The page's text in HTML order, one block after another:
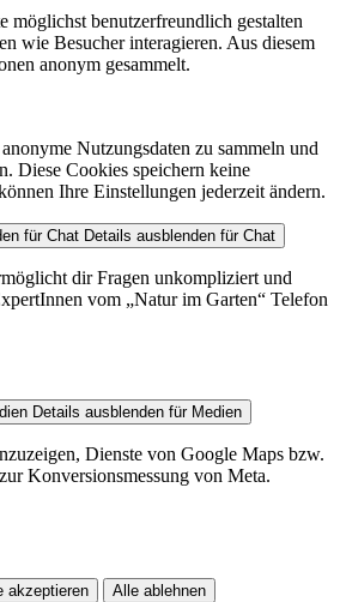
möglichst benutzerfreundlich gestalten
wie Besucher interagieren. Aus diesem
anonym gesammelt.
Nutzungsdaten zu sammeln und
Diese Cookies speichern keine
Ihre Einstellungen jederzeit ändern.
für Chat Details ausblenden für Chat
dir Fragen unkompliziert und
vom „Natur im Garten“ Telefon
Details ausblenden für Medien
Dienste von Google Maps bzw.
Konversionsmessung von Meta.
akzeptieren Alle ablehnen